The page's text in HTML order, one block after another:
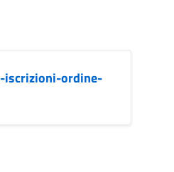
iscrizioni-ordine-